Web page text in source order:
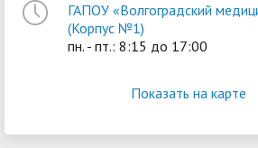
ГАПОУ «Волгоградский
(Корпус №1)
пн. - пт.: 8:15 до 17:00
Показать на карте